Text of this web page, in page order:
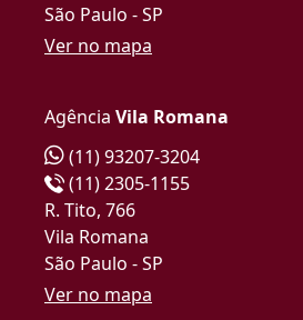
São Paulo - SP
Ver no mapa
Agência Vila Romana
(11) 93207-3204
(11) 2305-1155
R. Tito, 766
Vila Romana
São Paulo - SP
Ver no mapa